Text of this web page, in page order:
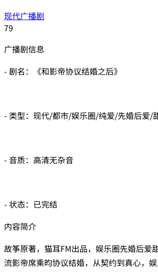
现代广播剧
79
广播剧信息
- 剧名：《和影帝协议结婚之后》
- 类型：现代/都市/娱乐圈/纯爱/先婚后爱/
- 音质：高清无杂音
- 状态：已完结
内容简介
故筝原著，猫耳FM出品，娱乐圈先婚后爱
流影帝席乘昀协议结婚，从契约到真心，